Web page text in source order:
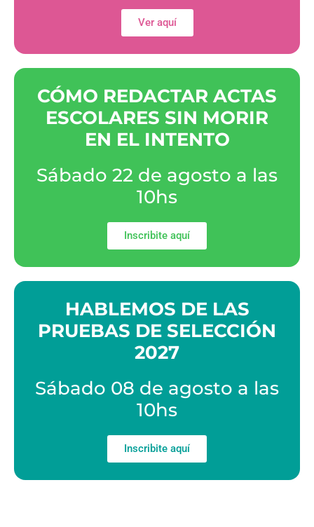
Ver aquí
CÓMO REDACTAR ACTAS
ESCOLARES SIN MORIR
EN EL INTENTO
Sábado 22 de agosto a las
10hs
Inscribite aquí
HABLEMOS DE LAS
PRUEBAS DE SELECCIÓN
2027
Sábado 08 de agosto a las
10hs
Inscribite aquí